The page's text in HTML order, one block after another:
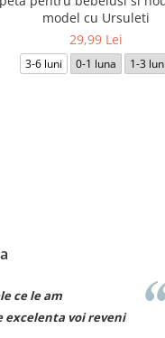
model cu Ursuleti
29,99 Lei
3-6 luni 0-1 luna 1-3 luni
Teaca